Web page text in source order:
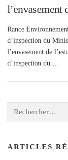
l’envasement
Rance
d’inspection du
l’envasement de
d’inspection du …
ARTICLES